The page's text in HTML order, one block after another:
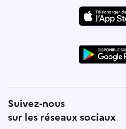
Suivez-nous
sur les réseaux sociaux